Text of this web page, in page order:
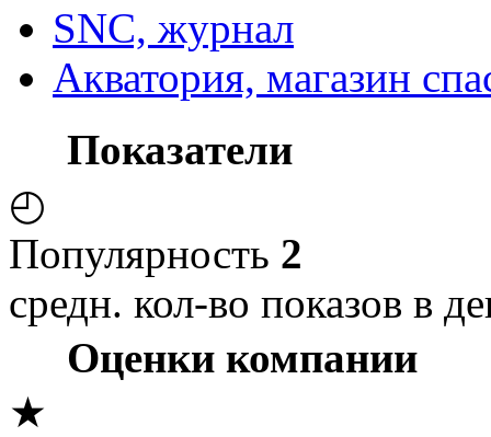
SNС, журнал
Акватория, магазин
Показатели
◴
Популярность 2
средн. кол-во показов в
Оценки компании
★